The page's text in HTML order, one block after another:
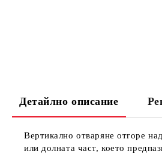
Детайлно описание
Вертикално отваряне отгоре
или долната част, което